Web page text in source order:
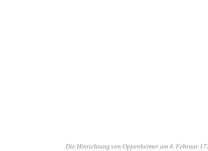
Die Hinrichtung von Oppenheimer am 4. Februar